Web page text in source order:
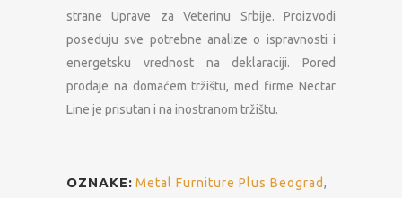
strane Uprave za Veterinu Srbije. Proizvodi
poseduju sve potrebne analize o ispravnosti i
energetsku vrednost na deklaraciji. Pored
prodaje na domaćem tržištu, med firme Nectar
Line je prisutan i na inostranom tržištu.
OZNAKE: Metal Furniture Plus Beograd,